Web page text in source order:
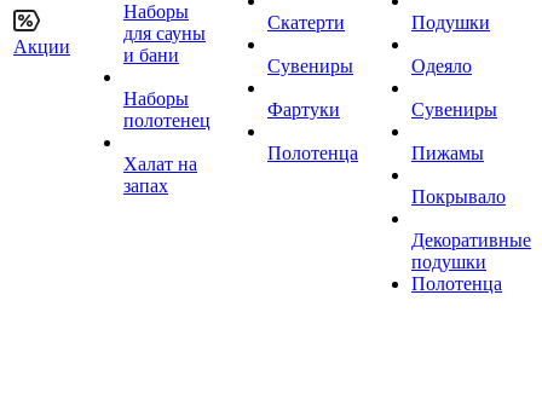
Акции
Наборы
для сауны
и бани
Наборы
полотенец
Халат на
запах
Скатерти
Сувениры
Фартуки
Полотенца
Подушки
Одеяло
Сувениры
Пижамы
Покрывало
Декоративные
подушки
Полотенца